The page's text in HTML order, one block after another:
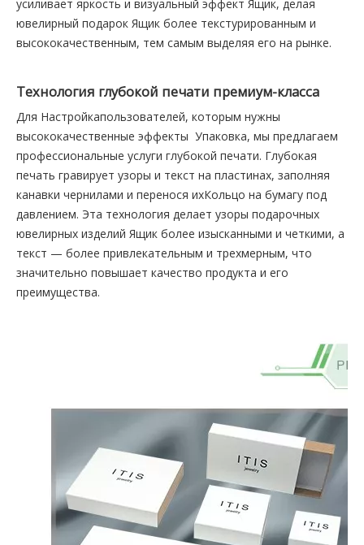
усиливает яркость и визуальный эффект Ящик, делая
ювелирный подарок Ящик более текстурированным и
высококачественным, тем самым выделяя его на рынке.
Технология глубокой печати премиум-класса
Для Настройкапользователей, которым нужны
высококачественные эффекты Упаковка, мы предлагаем
профессиональные услуги глубокой печати. Глубокая
печать гравирует узоры и текст на пластинах, заполняя
канавки чернилами и перенося ихКольцо на бумагу под
давлением. Эта технология делает узоры подарочных
ювелирных изделий Ящик более изысканными и четкими, а
текст — более привлекательным и трехмерным, что
значительно повышает качество продукта и его
преимущества.